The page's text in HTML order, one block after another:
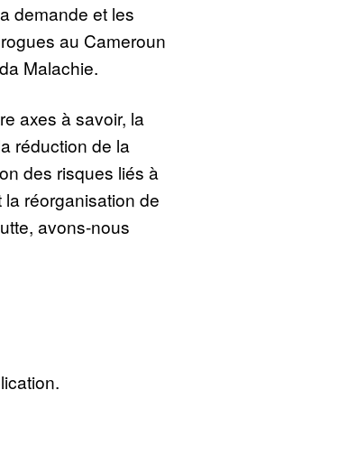
demande et les
au Cameroun
Malachie.
axes à savoir, la
réduction de la
des risques liés à
réorganisation de
avons-nous